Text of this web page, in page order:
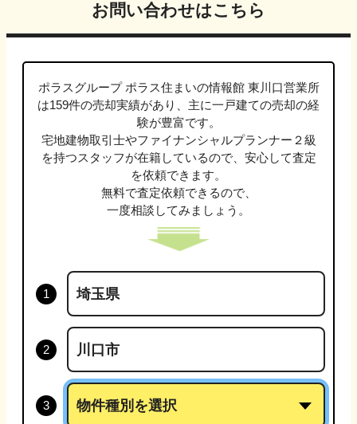
お問い合わせはこちら
ポラスグループ ポラス住まいの情報館 東川口営業所
は159件の売却実績があり、主に一戸建ての売却の経
験が豊富です。
宅地建物取引士やファイナンシャルプランナー２級
を持つスタッフが在籍しているので、安心して査定
を依頼できます。
無料で査定依頼できるので、
一度相談してみましょう。